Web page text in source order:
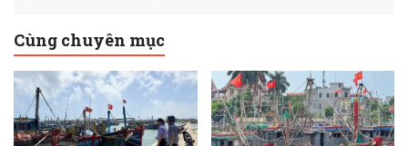
Cùng chuyên mục